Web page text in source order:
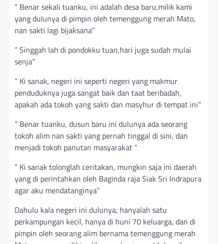
” Benar sekali tuanku, ini adalah desa baru,milik kami
yang dulunya di pimpin oleh temenggung merah Mato,
nan sakti lagi bijaksana”
” Singgah lah di pondokku tuan,hari juga sudah mulai
senja”
” Ki sanak, negeri ini seperti negeri yang makmur
penduduknya juga sangat baik dan taat beribadah,
apakah ada tokoh yang sakti dan masyhur di tempat ini”
” Benar tuanku, dusun baru ini dulunya ada seorang
tokoh alim nan sakti yang pernah tinggal di sini, dan
menjadi tokoh panutan masyarakat “
” Ki sanak tolonglah ceritakan, mungkin saja ini daerah
yang di perintahkan oleh Baginda raja Siak Sri Indrapura
agar aku mendatanginya”
Dahulu kala negeri ini dulunya, hanyalah satu
perkampungan kecil, hanya di huni 70 keluarga, dan di
pimpin oleh seorang alim bernama temenggung merah